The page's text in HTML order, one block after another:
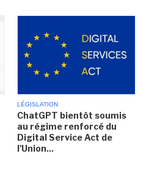
LÉGISLATION
ChatGPT bientôt soumis
au régime renforcé du
Digital Service Act de
l'Union...